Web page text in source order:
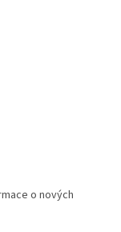
o nových